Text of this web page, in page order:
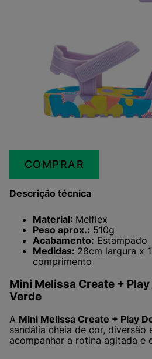
COMPRAR
Descrição técnica
Material: Melflex
Peso aprox.: 510g
Acabamento: Estampado
Medidas: 28cm largura x
comprimento
Mini Melissa Create +
Verde
A Mini Melissa Create + Play
sandália cheia de cor,
acompanhar a rotina agitada e